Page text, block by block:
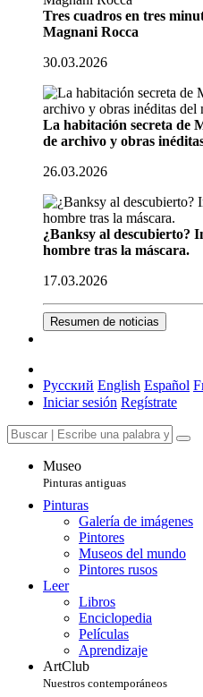
Tres cuadros en tres
Magnani Rocca
30.03.2026
La habitación secreta de
de archivo y obras
26.03.2026
¿Banksy al descubierto?
hombre tras la máscara.
17.03.2026
Resumen de noticias
Русский English Español
Iniciar sesión Regístrate
Museo
Pinturas antiguas
Pinturas
Galería de imágenes
Pintores
Museos del mundo
Pintores rusos
Leer
Libros
Enciclopedia
Películas
Aprendizaje
ArtClub
Nuestros contemporáneos